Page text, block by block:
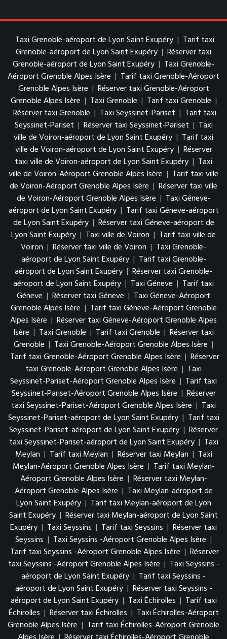
Taxi Grenoble-aéroport de Lyon Saint Exupéry | Tarif taxi
Grenoble-aéroport de Lyon Saint Exupéry | Réserver taxi
Grenoble-aéroport de Lyon Saint Exupéry | Taxi Grenoble-
Aéroport Grenoble Alpes Isère | Tarif taxi Grenoble-Aéroport
Grenoble Alpes Isère | Réserver taxi Grenoble-Aéroport
Grenoble Alpes Isère | Taxi Grenoble | Tarif taxi Grenoble |
Réserver taxi Grenoble | Taxi Seyssinet-Pariset | Tarif taxi
Seyssinet-Pariset | Réserver taxi Seyssinet-Pariset | Taxi
ville de Voiron-aéroport de Lyon Saint Exupéry | Tarif taxi
ville de Voiron-aéroport de Lyon Saint Exupéry | Réserver
taxi ville de Voiron-aéroport de Lyon Saint Exupéry | Taxi
ville de Voiron-Aéroport Grenoble Alpes Isère | Tarif taxi ville
de Voiron-Aéroport Grenoble Alpes Isère | Réserver taxi ville
de Voiron-Aéroport Grenoble Alpes Isère | Taxi Géneve-
aéroport de Lyon Saint Exupéry | Tarif taxi Géneve-aéroport
de Lyon Saint Exupéry | Réserver taxi Géneve-aéroport de
Lyon Saint Exupéry | Taxi ville de Voiron | Tarif taxi ville de
Voiron | Réserver taxi ville de Voiron | Taxi Grenoble-
aéroport de Lyon Saint Exupéry | Tarif taxi Grenoble-
aéroport de Lyon Saint Exupéry | Réserver taxi Grenoble-
aéroport de Lyon Saint Exupéry | Taxi Géneve | Tarif taxi
Géneve | Réserver taxi Géneve | Taxi Géneve-Aéroport
Grenoble Alpes Isère | Tarif taxi Géneve-Aéroport Grenoble
Alpes Isère | Réserver taxi Géneve-Aéroport Grenoble Alpes
Isère | Taxi Grenoble | Tarif taxi Grenoble | Réserver taxi
Grenoble | Taxi Grenoble-Aéroport Grenoble Alpes Isère |
Tarif taxi Grenoble-Aéroport Grenoble Alpes Isère | Réserver
taxi Grenoble-Aéroport Grenoble Alpes Isère | Taxi
Seyssinet-Pariset-Aéroport Grenoble Alpes Isère | Tarif taxi
Seyssinet-Pariset-Aéroport Grenoble Alpes Isère | Réserver
taxi Seyssinet-Pariset-Aéroport Grenoble Alpes Isère | Taxi
Seyssinet-Pariset-aéroport de Lyon Saint Exupéry | Tarif taxi
Seyssinet-Pariset-aéroport de Lyon Saint Exupéry | Réserver
taxi Seyssinet-Pariset-aéroport de Lyon Saint Exupéry | Taxi
Meylan | Tarif taxi Meylan | Réserver taxi Meylan | Taxi
Meylan-Aéroport Grenoble Alpes Isère | Tarif taxi Meylan-
Aéroport Grenoble Alpes Isère | Réserver taxi Meylan-
Aéroport Grenoble Alpes Isère | Taxi Meylan-aéroport de
Lyon Saint Exupéry | Tarif taxi Meylan-aéroport de Lyon
Saint Exupéry | Réserver taxi Meylan-aéroport de Lyon Saint
Exupéry | Taxi Seyssins | Tarif taxi Seyssins | Réserver taxi
Seyssins | Taxi Seyssins -Aéroport Grenoble Alpes Isère |
Tarif taxi Seyssins -Aéroport Grenoble Alpes Isère | Réserver
taxi Seyssins -Aéroport Grenoble Alpes Isère | Taxi Seyssins -
aéroport de Lyon Saint Exupéry | Tarif taxi Seyssins -
aéroport de Lyon Saint Exupéry | Réserver taxi Seyssins -
aéroport de Lyon Saint Exupéry | Taxi Échirolles | Tarif taxi
Échirolles | Réserver taxi Échirolles | Taxi Échirolles-Aéroport
Grenoble Alpes Isère | Tarif taxi Échirolles-Aéroport Grenoble